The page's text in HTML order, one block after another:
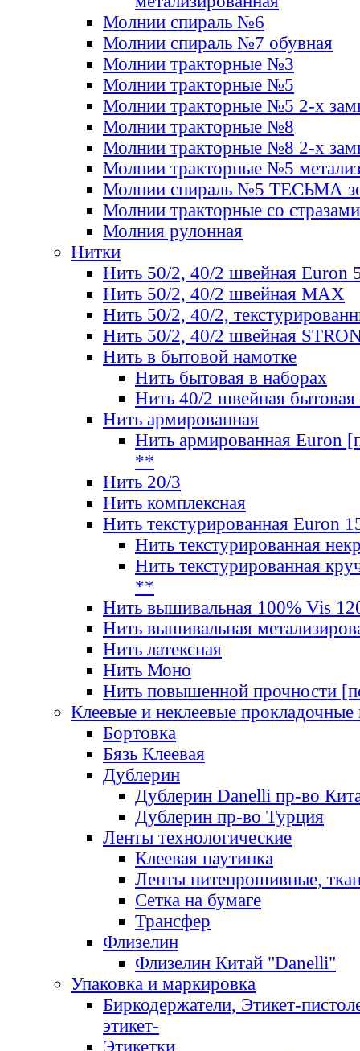
Молнии спираль №6
Молнии спираль №7 обувная
Молнии тракторные №3
Молнии тракторные №5
Молнии тракторные №5 2-х
Молнии тракторные №8
Молнии тракторные №8 2-х
Молнии тракторные №5
Молнии спираль №5 ТЕСЬМА
Молнии тракторные со стразами
Молния рулонная
Нитки
Нить 50/2, 40/2 швейная Euron
Нить 50/2, 40/2 швейная МАХ
Нить 50/2, 40/2,
Нить 50/2, 40/2 швейная
Нить в бытовой намотке
Нить бытовая в наборах
Нить 40/2 швейная бытовая
Нить армированная
Нить армированная Euron
**
Нить 20/3
Нить комплексная
Нить текстурированная Euron
Нить текстурированная
Нить текстурированная
**
Нить вышивальная 100% Vis
Нить вышивальная
Нить латексная
Нить Моно
Нить повышенной прочности
Клеевые и неклеевые прокладочные
Бортовка
Бязь Клеевая
Дублерин
Дублерин Danelli пр-во
Дублерин пр-во Турция
Ленты технологические
Клеевая паутинка
Ленты нитепрошивные,
Сетка на бумаге
Трансфер
Флизелин
Флизелин Китай "Danelli"
Упаковка и маркировка
Биркодержатели, Этикет-
этикет-
Этикетки